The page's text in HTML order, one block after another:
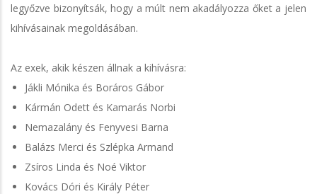
legyőzve bizonyítsák, hogy a múlt nem akadályozza őket a jelen
kihívásainak megoldásában.
Az exek, akik készen állnak a kihívásra:
Jákli Mónika és Boráros Gábor
Kármán Odett és Kamarás Norbi
Nemazalány és Fenyvesi Barna
Balázs Merci és Szlépka Armand
Zsíros Linda és Noé Viktor
Kovács Dóri és Király Péter